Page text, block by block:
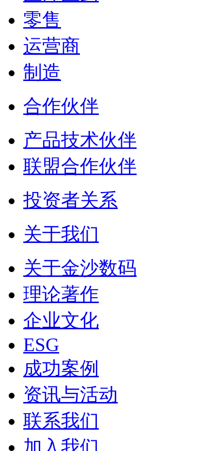
零售
运营商
制造
合作伙伴
产品技术伙伴
联盟合作伙伴
投资者关系
关于我们
关于金沙数码
理论著作
企业文化
ESG
成功案例
资讯与活动
联系我们